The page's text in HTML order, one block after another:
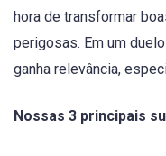
hora de transformar
perigosas. Em um
ganha relevância,
Nossas 3 principais